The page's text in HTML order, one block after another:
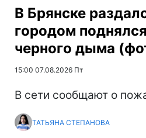
В Брянске
городом
черного дыма
15:00 07.08.2026 Пт
В сети сообщают о
ТАТЬЯНА СТЕПАНОВА